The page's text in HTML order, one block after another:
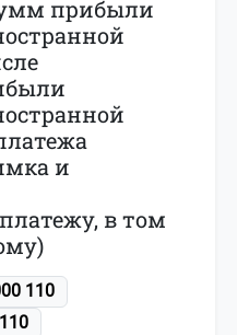
прибыли
и
в том
110